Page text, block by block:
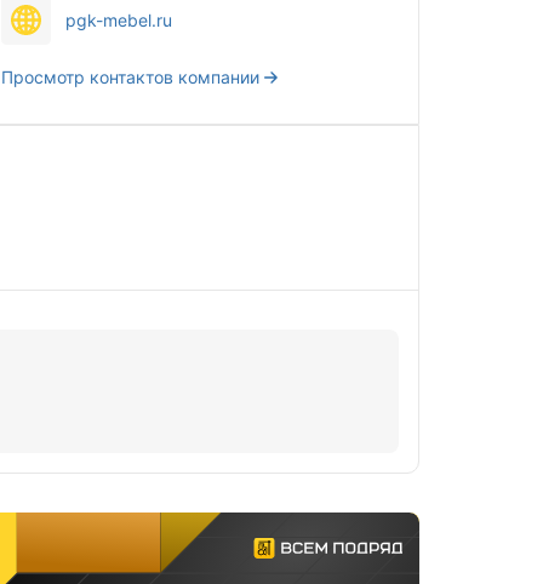
pgk-mebel.ru
Просмотр контактов компании